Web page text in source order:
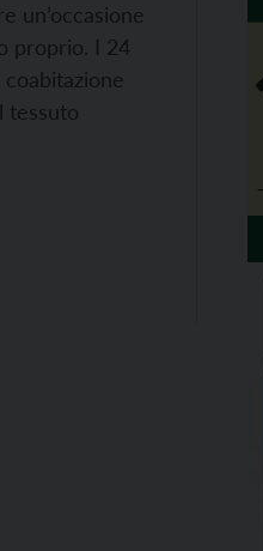
un’occasione
proprio. I 24
tessuto